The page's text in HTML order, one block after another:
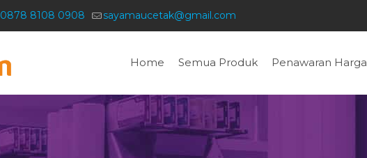
0878 8108 0908 sayamaucetak@gmail.com
Home Semua Produk Penawaran Harga